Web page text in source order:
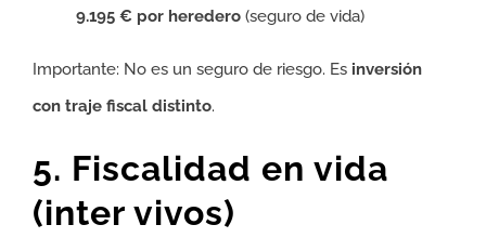
9.195 € por heredero (seguro de vida)
Importante: No es un seguro de riesgo. Es inversión
con traje fiscal distinto.
5. Fiscalidad en vida
(inter vivos)